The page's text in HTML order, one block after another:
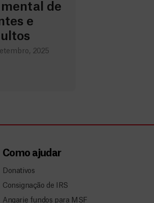
de
e
2025
Como ajudar
Donativos
Consignação de IRS
Angarie fundos para MSF